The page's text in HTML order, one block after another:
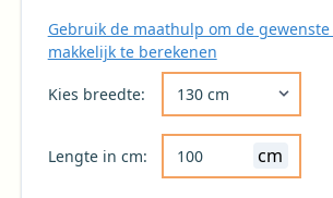
Gebruik de maathulp om de
makkelijk te berekenen
Kies breedte:
Lengte in cm: cm